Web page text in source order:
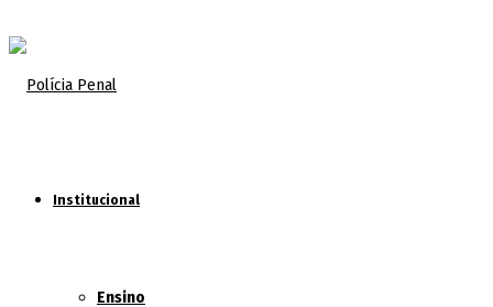
Institucional
Ensino